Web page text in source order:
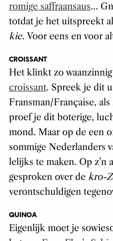
romige saffraansaus…
totdat je het uitspreekt
kie. Voor eens en voor
CROISSANT
Het klinkt zo
croissant. Spreek je dit
Fransman/Française, als
proef je dit boterige,
mond. Maar op de een
sommige Nederlanders
lelijks te maken. Op z’n
gesproken over de kro-
verontschuldigen
QUINOA
Eigenlijk moet je